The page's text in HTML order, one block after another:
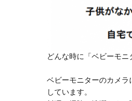
どんな時に「ベビーモ
ベビーモニターのカメ
しています。